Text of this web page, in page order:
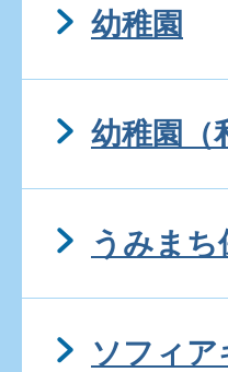
幼稚園
幼稚園（
うみまち
ソフィ